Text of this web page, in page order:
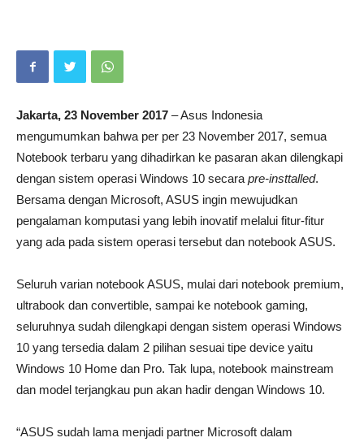
Jakarta, 23 November 2017 – Asus Indonesia
mengumumkan bahwa per per 23 November 2017, semua
Notebook terbaru yang dihadirkan ke pasaran akan dilengkapi
dengan sistem operasi Windows 10 secara pre-insttalled.
Bersama dengan Microsoft, ASUS ingin mewujudkan
pengalaman komputasi yang lebih inovatif melalui fitur-fitur
yang ada pada sistem operasi tersebut dan notebook ASUS.
Seluruh varian notebook ASUS, mulai dari notebook premium,
ultrabook dan convertible, sampai ke notebook gaming,
seluruhnya sudah dilengkapi dengan sistem operasi Windows
10 yang tersedia dalam 2 pilihan sesuai tipe device yaitu
Windows 10 Home dan Pro. Tak lupa, notebook mainstream
dan model terjangkau pun akan hadir dengan Windows 10.
“ASUS sudah lama menjadi partner Microsoft dalam